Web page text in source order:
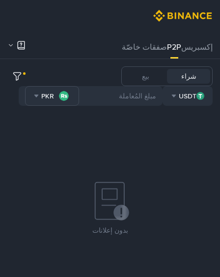
إكسبريسP2Pصفقات خاصّة
شراء بيع
USDT
PKR
بدون إعلانات